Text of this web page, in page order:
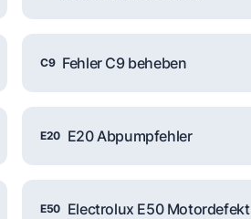
C9 Fehler C9 beheben
E20 E20 Abpumpfehler
E50 Electrolux E50 Motordefekt